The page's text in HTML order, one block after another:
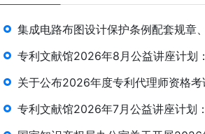
集成电路布图设计保护条例配套规章
专利文献馆2026年8月公益讲座计划
关于公布2026年度专利代理师资格考
专利文献馆2026年7月公益讲座计划